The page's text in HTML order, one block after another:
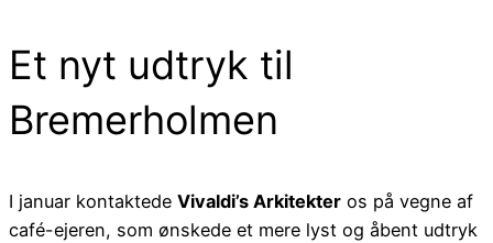
Et nyt udtryk til
Bremerholmen
I januar kontaktede Vivaldi’s Arkitekter os på vegne af
café-ejeren, som ønskede et mere lyst og åbent udtryk